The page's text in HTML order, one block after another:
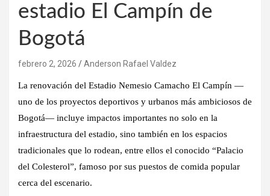
estadio El Campín de
Bogotá
febrero 2, 2026 Anderson Rafael Valdez
La renovación del Estadio Nemesio Camacho El Campín —
uno de los proyectos deportivos y urbanos más ambiciosos de
Bogotá— incluye impactos importantes no solo en la
infraestructura del estadio, sino también en los espacios
tradicionales que lo rodean, entre ellos el conocido “Palacio
del Colesterol”, famoso por sus puestos de comida popular
cerca del escenario.